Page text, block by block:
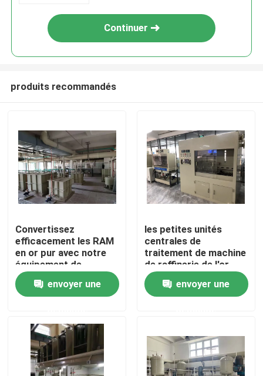
Maison
Produits
Visite d'usine
Continuer
produits recommandés
Convertissez
efficacement les RAM
en or pur avec notre
équipement de
raffinage avancé
envoyer une
les petites unités
centrales de
traitement de machine
de raffinerie de l'or
3Kg enfonce la
récupération de rebut
d'or d'E
envoyer une